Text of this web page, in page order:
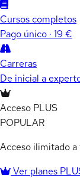
Cursos completos
Pago único · 19 €
Carreras
De inicial a
Acceso PLUS
POPULAR
Acceso ilimitado
Ver planes